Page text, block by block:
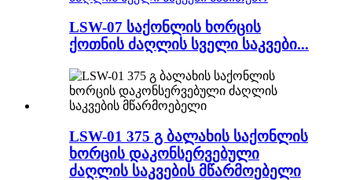
LSW-07 საქონლის ხორცის
ქოთნის ძაღლის სველი საკვები...
LSW-01 375 გ ბალახის საქონლის
ხორცის დაკონსერვებული
ძაღლის საკვების მწარმოებელი